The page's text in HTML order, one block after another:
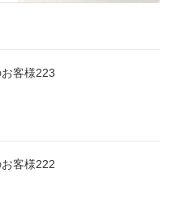
客様223
客様222